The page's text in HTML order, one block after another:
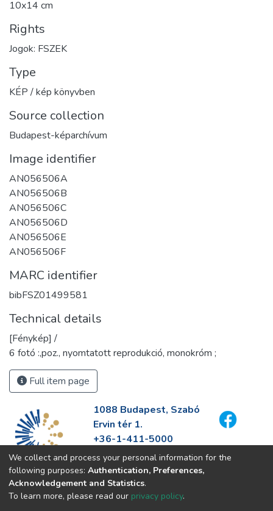
10x14 cm
Rights
Jogok: FSZEK
Type
KÉP / kép könyvben
Source collection
Budapest-képarchívum
Image identifier
AN056506A
AN056506B
AN056506C
AN056506D
AN056506E
AN056506F
MARC identifier
bibFSZ01499581
Technical details
[Fénykép] /
6 fotó :,poz., nyomtatott reprodukció, monokróm ;
Full item page
1088 Budapest, Szabó
Ervin tér 1.
+36-1-411-5000
info@fszek.hu
https://fszek.hu
We collect and process your personal information for the
following purposes: Authentication, Preferences,
Acknowledgement and Statistics.
To learn more, please read our privacy policy.